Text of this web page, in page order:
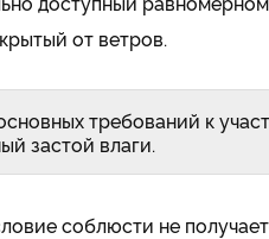
от ветров.
требований к
застой влаги.
соблюсти не